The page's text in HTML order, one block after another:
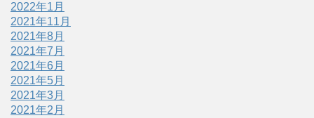
2022年1月
2021年11月
2021年8月
2021年7月
2021年6月
2021年5月
2021年3月
2021年2月